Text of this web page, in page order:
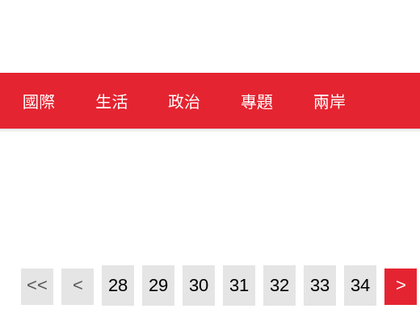
國際 生活 政治 專題 兩岸
<< < 28 29 30 31 32 33 34 >